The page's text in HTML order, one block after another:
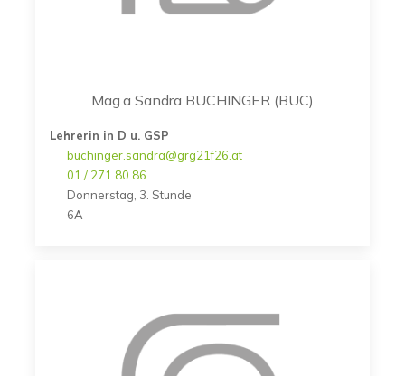
Mag.a Sandra BUCHINGER (BUC)
Lehrerin in D u. GSP
buchinger.sandra@grg21f26.at
01 / 271 80 86
Donnerstag, 3. Stunde
6A